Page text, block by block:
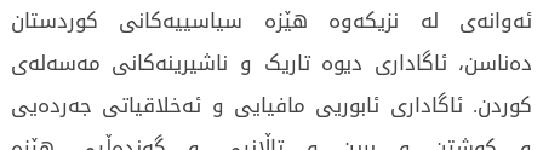
ئەوانەی لە نزیکەوە ھێزە سیاسییەکانی کوردستان
دەناسن، ئاگاداری دیوە تاریک و ناشیرینەکانی مەسەلەی
کوردن. ئاگاداری ئابوریی مافیایی و ئەخلاقیاتی جەردەیی